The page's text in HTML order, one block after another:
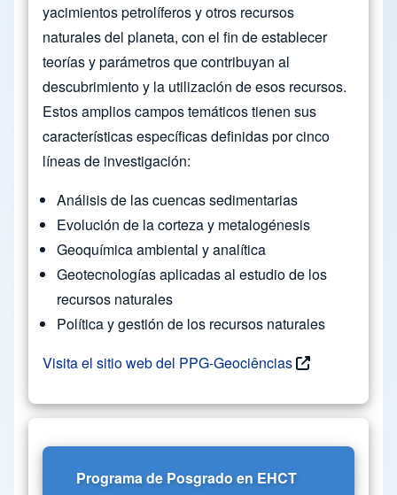
yacimientos petrolíferos y otros recursos
naturales del planeta, con el fin de establecer
teorías y parámetros que contribuyan al
descubrimiento y la utilización de esos recursos.
Estos amplios campos temáticos tienen sus
características específicas definidas por cinco
líneas de investigación:
Análisis de las cuencas sedimentarias
Evolución de la corteza y metalogénesis
Geoquímica ambiental y analítica
Geotecnologías aplicadas al estudio de los
recursos naturales
Política y gestión de los recursos naturales
Visita el sitio web del PPG-Geociências
Programa de Posgrado en EHCT